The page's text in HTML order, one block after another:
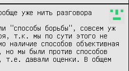
уже нить разговора
"способы борьбы", совсем уж
т.к. мы по сути этого не
наличие способов объективная
но мы были против способов
т.е. давали оценки. В общем